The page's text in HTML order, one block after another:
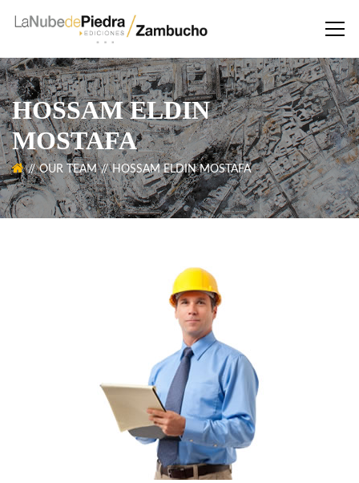
HOSSAM ELDIN
MOSTAFA
OUR TEAM HOSSAM ELDIN MOSTAFA